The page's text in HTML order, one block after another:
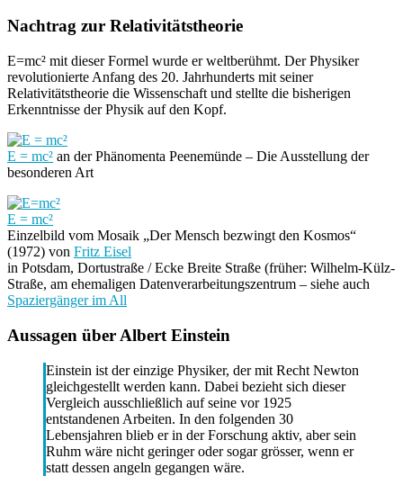
Nachtrag zur Relativitätstheorie
E=mc² mit dieser Formel wurde er weltberühmt. Der Physiker
revolutionierte Anfang des 20. Jahrhunderts mit seiner
Relativitätstheorie die Wissenschaft und stellte die bisherigen
Erkenntnisse der Physik auf den Kopf.
E = mc² an der Phänomenta Peenemünde – Die Ausstellung der
besonderen Art
E = mc²
Einzelbild vom Mosaik „Der Mensch bezwingt den Kosmos“
(1972) von Fritz Eisel
in Potsdam, Dortustraße / Ecke Breite Straße (früher: Wilhelm-Külz-
Straße, am ehemaligen Datenverarbeitungszentrum – siehe auch
Spaziergänger im All
Aussagen über Albert Einstein
Einstein ist der einzige Physiker, der mit Recht Newton
gleichgestellt werden kann. Dabei bezieht sich dieser
Vergleich ausschließlich auf seine vor 1925
entstandenen Arbeiten. In den folgenden 30
Lebensjahren blieb er in der Forschung aktiv, aber sein
Ruhm wäre nicht geringer oder sogar grösser, wenn er
statt dessen angeln gegangen wäre.